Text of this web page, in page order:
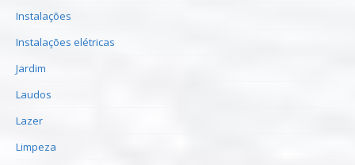
Instalações
Instalações elétricas
Jardim
Laudos
Lazer
Limpeza